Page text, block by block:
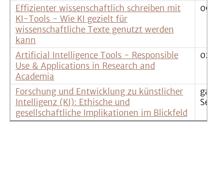
Effizienter wissenschaftlich schreiben mit
KI-Tools - Wie KI gezielt für
wissenschaftliche Texte genutzt werden
kann
Artificial Intelligence Tools - Responsible
Use & Applications in Research and
Academia
Forschung und Entwicklung zu künstlicher
Intelligenz (KI): Ethische und
gesellschaftliche Implikationen im Blickfeld